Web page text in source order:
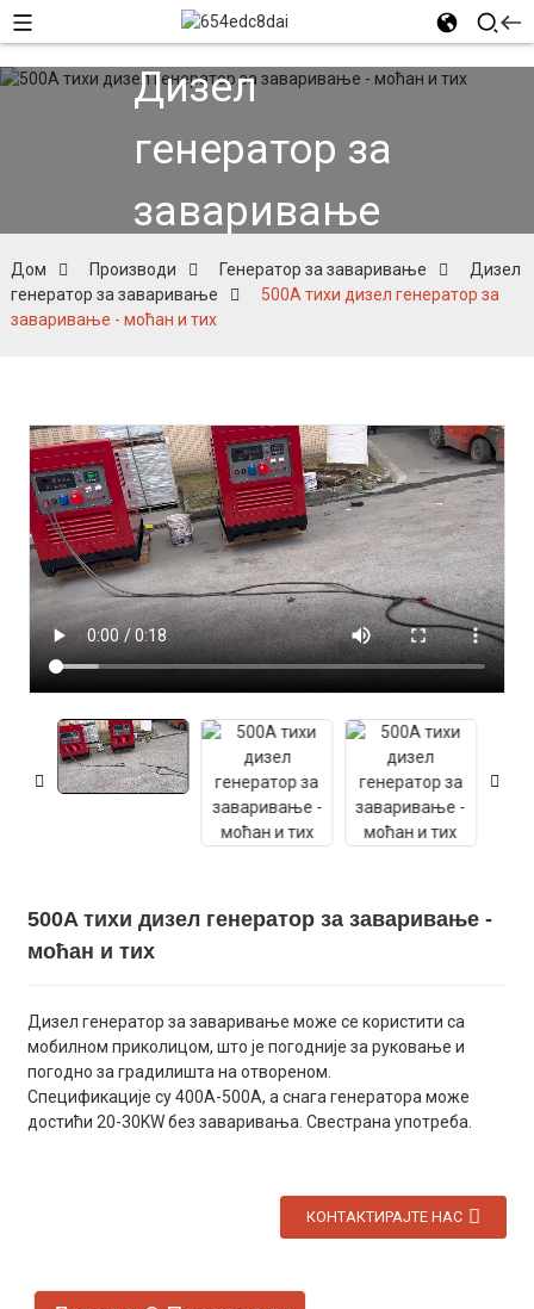
Дизел
генератор за
заваривање
Дом Производи Генератор за заваривање
Дизел
генератор за заваривање
500A тихи дизел генератор за
заваривање - моћан и тих
500A тихи дизел генератор за заваривање -
моћан и тих
Дизел генератор за заваривање може се користити са
мобилном приколицом, што је погодније за руковање и
погодно за градилишта на отвореном.
Спецификације су 400A-500A, а снага генератора може
достићи 20-30KW без заваривања. Свестрана употреба.
КОНТАКТИРАЈТЕ НАС